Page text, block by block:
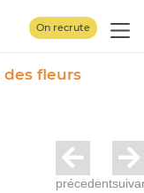
On recrute
des fleurs
précedent